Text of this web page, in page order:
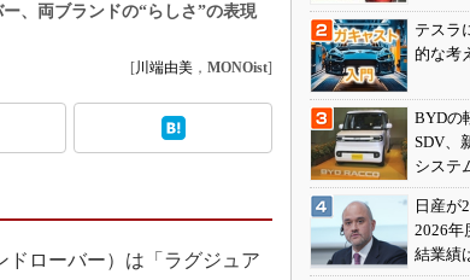
ワールド
WORLD
Embedded
フト開発
リンタ
ダストリー4.0
、両ブランドの“らしさ”の表現
[川端由美 ， MONOist]
ドローバー）は「ラグジュア
テスラ
的な考
BYDの
SDV、
システ
日産が
2026年
結業績